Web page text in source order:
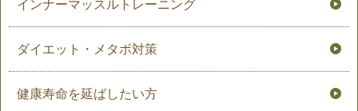
インナーマッスルトレーニング
ダイエット・メタボ対策
健康寿命を延ばしたい方